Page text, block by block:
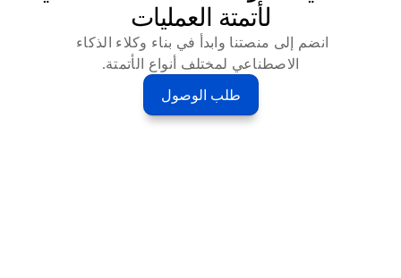
لأتمتة العمليات
الاصطناعي لمختلف أنواع الأتمتة.
طلب الوصول